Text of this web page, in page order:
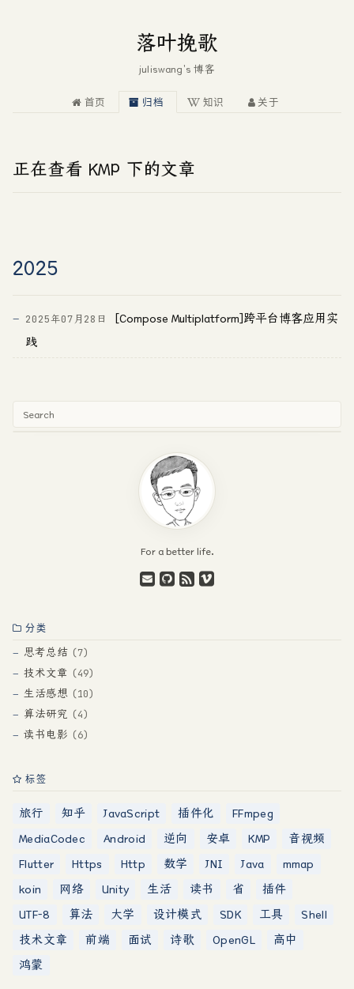
落叶挽歌
juliswang's 博客
首页 归档 知识 关于
正在查看 KMP 下的文章
2025
2025年07月28日
[Compose Multiplatform]跨平台博客应用实
践
For a better life.
分类
思考总结 7
技术文章 49
生活感想 10
算法研究 4
读书电影 6
标签
旅行 知乎 JavaScript 插件化
FFmpeg
MediaCodec
Android 逆向 安卓 KMP
音视频
Flutter
Https Http 数学 JNI Java
mmap
koin
网络 Unity 生活 读书 省
插件
UTF-8
算法 大学 设计模式 SDK 工具
Shell
技术文章
前端 面试 诗歌 OpenGL
高中
鸿蒙